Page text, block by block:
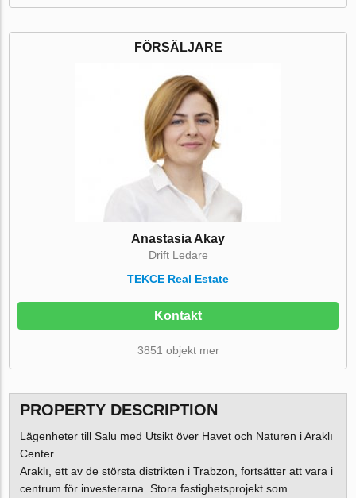
FÖRSÄLJARE
Anastasia Akay
Drift Ledare
TEKCE Real Estate
Kontakt
3851 objekt mer
PROPERTY DESCRIPTION
Lägenheter till Salu med Utsikt över Havet och Naturen i Araklı
Center
Araklı, ett av de största distrikten i Trabzon, fortsätter att vara i
centrum för investerarna. Stora fastighetsprojekt som